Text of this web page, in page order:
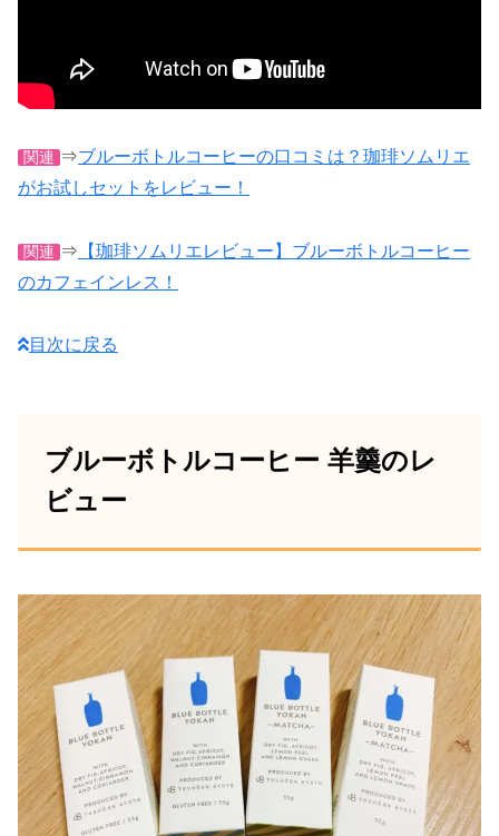
関連 ⇒ブルーボトルコーヒーの口コミは？珈琲ソムリエ
がお試しセットをレビュー！
関連 ⇒ 【珈琲ソムリエレビュー】ブルーボトルコーヒー
のカフェインレス！
目次に戻る
ブルーボトルコーヒー 羊羹のレ
ビュー